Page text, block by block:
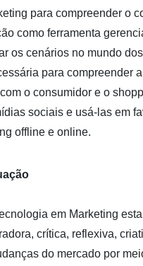
para compreender o
como ferramenta
os cenários no mundo
para compreender
o consumidor e o
sociais e usá-las em
offline e online.
em Marketing
crítica, reflexiva,
do mercado por